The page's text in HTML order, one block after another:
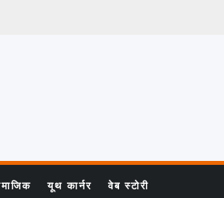
यूथ कार्नर वेब स्टोरी